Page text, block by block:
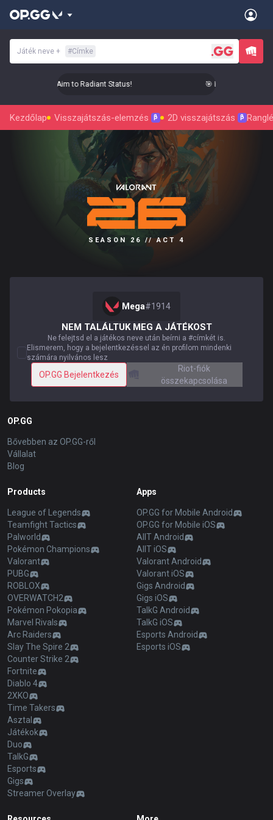
Játék neve + #Címke
Level Up Your Aim to Radiant Status! 🎯 Level Up Your
Kezdőlap Visszajátszás-elemzés β 2D visszajátszás β
SEASON 26 // ACT 4
Mega#1914
NEM TALÁLTUK MEG A JÁTÉKOST
Ne felejtsd el a játékos neve után beírni a #címkét is.
Elismerem, hogy a bejelentkezéssel az én profilom mindenki
számára nyilvános lesz
OP.GG Bejelentkezés
Riot-fiók
összekapcsolása
OP.GG
Bővebben az OP.GG-ről
Vállalat
Blog
Products
League of Legends
Teamfight Tactics
Palworld
Pokémon Champions
Valorant
PUBG
ROBLOX
OVERWATCH2
Pokémon Pokopia
Marvel Rivals
Arc Raiders
Slay The Spire 2
Counter Strike 2
Fortnite
Diablo 4
2XKO
Time Takers
Asztal
Játékok
Duo
TalkG
Esports
Gigs
Streamer Overlay
Apps
OP.GG for Mobile Android
OP.GG for Mobile iOS
AllT Android
AllT iOS
Valorant Android
Valorant iOS
Gigs Android
Gigs iOS
TalkG Android
TalkG iOS
Esports Android
Esports iOS